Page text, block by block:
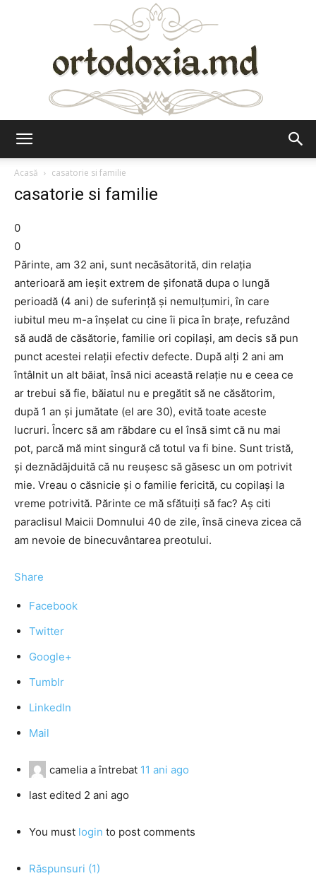
Acasă
casatorie si familie
casatorie si familie
0
0
Părinte, am 32 ani, sunt necăsătorită, din relația
anterioară am ieșit extrem de șifonată dupa o lungă
perioadă (4 ani) de suferință și nemulțumiri, în care
iubitul meu m-a înșelat cu cine îi pica în brațe, refuzând
să audă de căsătorie, familie ori copilași, am decis să pun
punct acestei relații efectiv defecte. După alți 2 ani am
întâlnit un alt băiat, însă nici această relație nu e ceea ce
ar trebui să fie, băiatul nu e pregătit să ne căsătorim,
după 1 an și jumătate (el are 30), evită toate aceste
lucruri. Încerc să am răbdare cu el însă simt că nu mai
pot, parcă mă mint singură că totul va fi bine. Sunt tristă,
și deznădăjduită că nu reușesc să găsesc un om potrivit
mie. Vreau o căsnicie și o familie fericită, cu copilași la
vreme potrivită. Părinte ce mă sfătuiți să fac? Aș citi
paraclisul Maicii Domnului 40 de zile, însă cineva zicea că
am nevoie de binecuvântarea preotului.
Share
Facebook
Twitter
Google+
Tumblr
LinkedIn
Mail
camelia a întrebat 11 ani ago
last edited 2 ani ago
You must login to post comments
Răspunsuri (1)